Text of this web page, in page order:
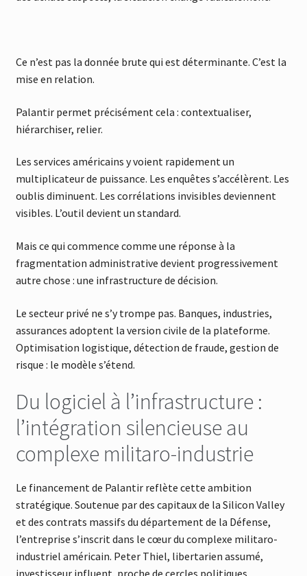
Ce n’est pas la donnée brute qui est déterminante. C’est la
mise en relation.
Palantir permet précisément cela : contextualiser,
hiérarchiser, relier.
Les services américains y voient rapidement un
multiplicateur de puissance. Les enquêtes s’accélèrent. Les
oublis diminuent. Les corrélations invisibles deviennent
visibles. L’outil devient un standard.
Mais ce qui commence comme une réponse à la
fragmentation administrative devient progressivement
autre chose : une infrastructure de décision.
Le secteur privé ne s’y trompe pas. Banques, industries,
assurances adoptent la version civile de la plateforme.
Optimisation logistique, détection de fraude, gestion de
risque : le modèle s’étend.
Du logiciel à l’infrastructure :
l’intégration silencieuse au
complexe militaro-industrie
Le financement de Palantir reflète cette ambition
stratégique. Soutenue par des capitaux de la Silicon Valley
et des contrats massifs du département de la Défense,
l’entreprise s’inscrit dans le cœur du complexe militaro-
industriel américain. Peter Thiel, libertarien assumé,
investisseur influent, proche de cercles politiques